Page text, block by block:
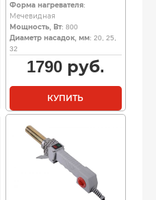
Форма нагревателя:
Мечевидная
Мощность, Вт: 800
Диаметр насадок, мм: 20, 25,
32
1790руб.
КУПИТЬ